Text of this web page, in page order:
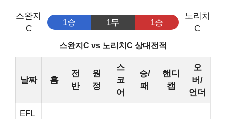
스완지
C
1승 1무 1승
노리치
C
스완지C vs 노리치C 상대전적
날짜 홈
전
반
원
정
스
코
어
승/
패
핸디
캡
오
버/
언더
EFL